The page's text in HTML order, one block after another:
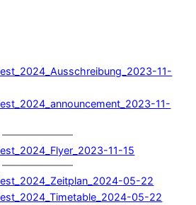
11-
11-
11-15
05-22
05-22